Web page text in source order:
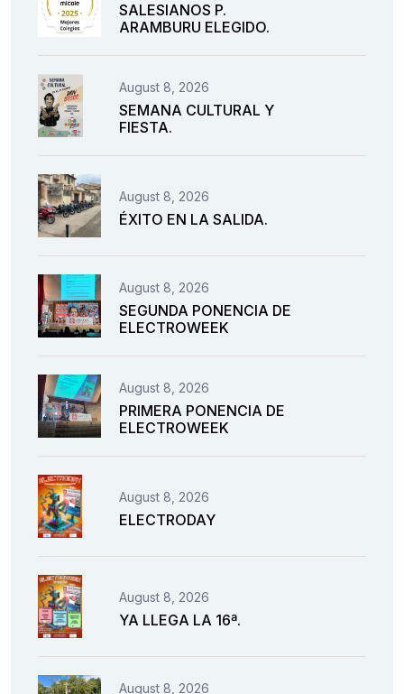
SALESIANOS P.
ARAMBURU ELEGIDO.
August 8, 2026
SEMANA CULTURAL Y
FIESTA.
August 8, 2026
ÉXITO EN LA SALIDA.
August 8, 2026
SEGUNDA PONENCIA DE
ELECTROWEEK
August 8, 2026
PRIMERA PONENCIA DE
ELECTROWEEK
August 8, 2026
ELECTRODAY
August 8, 2026
YA LLEGA LA 16ª.
August 8, 2026